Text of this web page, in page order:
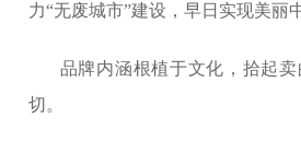
力“无废城市”建设，早日实现美丽
品牌内涵根植于文化，拾起
切。